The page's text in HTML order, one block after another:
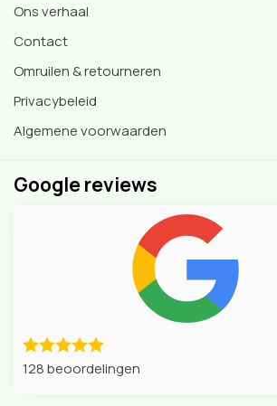
Ons verhaal
Contact
Omruilen & retourneren
Privacybeleid
Algemene voorwaarden
Google reviews
128 beoordelingen